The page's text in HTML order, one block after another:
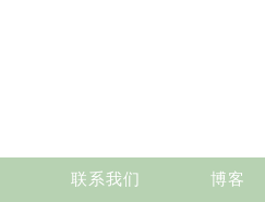
联系我们 博客